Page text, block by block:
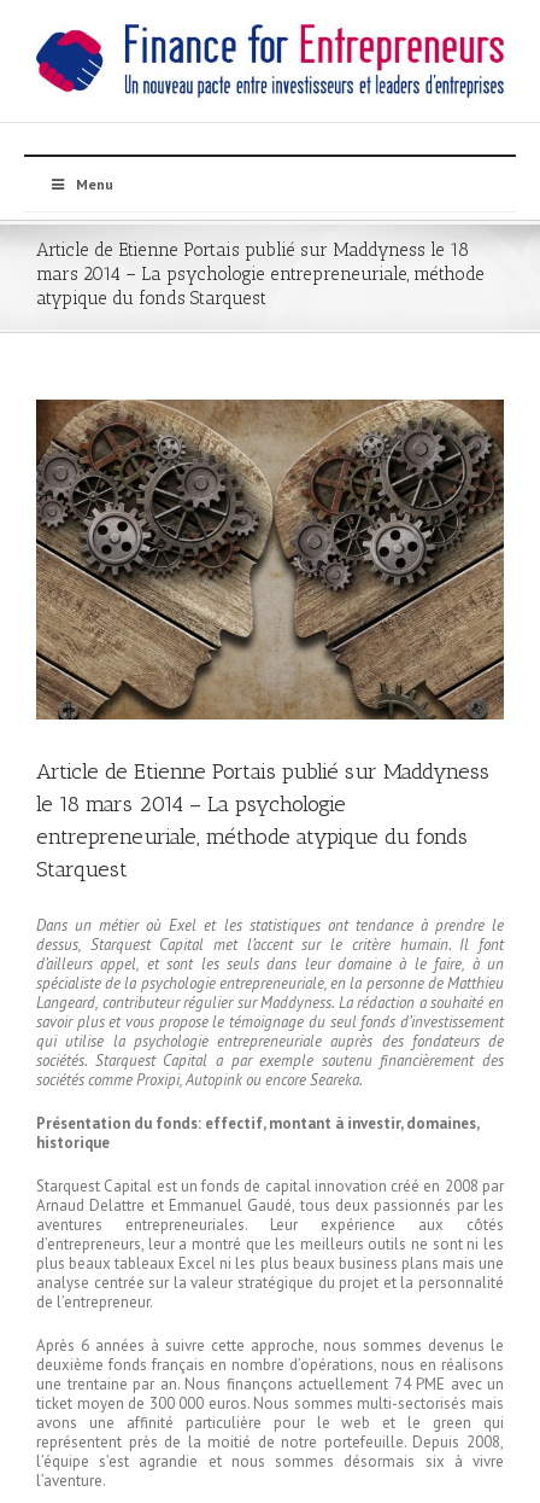
Menu
Article de Etienne Portais publié sur Maddyness le 18
mars 2014 – La psychologie entrepreneuriale, méthode
atypique du fonds Starquest
Article de Etienne Portais publié sur Maddyness
le 18 mars 2014 – La psychologie
entrepreneuriale, méthode atypique du fonds
Starquest
Dans un métier où Exel et les statistiques ont tendance à prendre le
dessus, Starquest Capital met l’accent sur le critère humain. Il font
d’ailleurs appel, et sont les seuls dans leur domaine à le faire, à un
spécialiste de la psychologie entrepreneuriale, en la personne de Matthieu
Langeard, contributeur régulier sur Maddyness. La rédaction a souhaité en
savoir plus et vous propose le témoignage du seul fonds d’investissement
qui utilise la psychologie entrepreneuriale auprès des fondateurs de
sociétés. Starquest Capital a par exemple soutenu financièrement des
sociétés comme Proxipi, Autopink ou encore Seareka.
Présentation du fonds: effectif, montant à investir, domaines,
historique
Starquest Capital est un fonds de capital innovation créé en 2008 par
Arnaud Delattre et Emmanuel Gaudé, tous deux passionnés par les
aventures entrepreneuriales. Leur expérience aux côtés
d’entrepreneurs, leur a montré que les meilleurs outils ne sont ni les
plus beaux tableaux Excel ni les plus beaux business plans mais une
analyse centrée sur la valeur stratégique du projet et la personnalité
de l’entrepreneur.
Après 6 années à suivre cette approche, nous sommes devenus le
deuxième fonds français en nombre d’opérations, nous en réalisons
une trentaine par an. Nous finançons actuellement 74 PME avec un
ticket moyen de 300 000 euros. Nous sommes multi-sectorisés mais
avons une affinité particulière pour le web et le green qui
représentent près de la moitié de notre portefeuille. Depuis 2008,
l’équipe s’est agrandie et nous sommes désormais six à vivre
l’aventure.